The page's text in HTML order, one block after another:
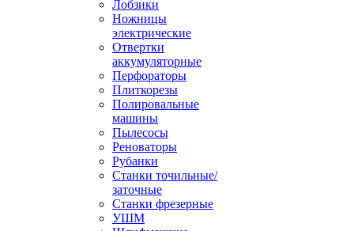
Лобзики
Ножницы
электрические
Отвертки
аккумуляторные
Перфораторы
Плиткорезы
Полировальные
машины
Пылесосы
Реноваторы
Рубанки
Станки точильные/
заточные
Станки фрезерные
УШМ